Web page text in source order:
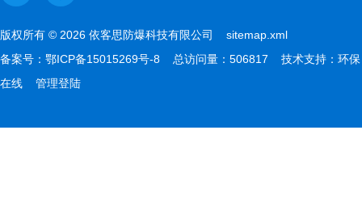
版权所有 © 2026 依客思防爆科技有限公司 sitemap.xml
备案号： 鄂ICP备15015269号-8 总访问量：506817 技术支持： 环保
在线
管理登陆